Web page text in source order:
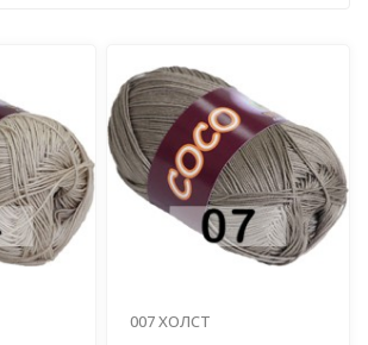
007 ХОЛСТ